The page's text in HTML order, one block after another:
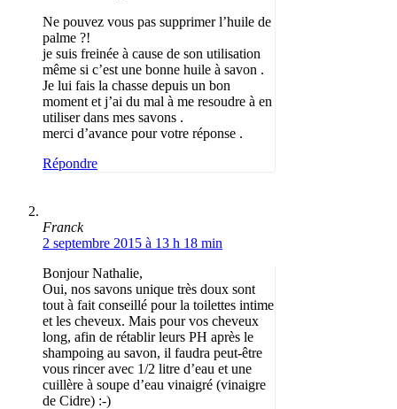
Ne pouvez vous pas supprimer l’huile de
palme ?!
je suis freinée à cause de son utilisation
même si c’est une bonne huile à savon .
Je lui fais la chasse depuis un bon
moment et j’ai du mal à me resoudre à en
utiliser dans mes savons .
merci d’avance pour votre réponse .
Répondre
Franck
2 septembre 2015 à 13 h 18 min
Bonjour Nathalie,
Oui, nos savons unique très doux sont
tout à fait conseillé pour la toilettes intime
et les cheveux. Mais pour vos cheveux
long, afin de rétablir leurs PH après le
shampoing au savon, il faudra peut-être
vous rincer avec 1/2 litre d’eau et une
cuillère à soupe d’eau vinaigré (vinaigre
de Cidre) :-)